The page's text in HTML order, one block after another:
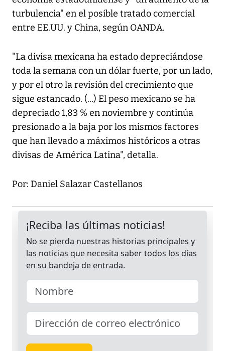
turbulencia" en el posible tratado comercial
entre EE.UU. y China, según OANDA.
"La divisa mexicana ha estado depreciándose
toda la semana con un dólar fuerte, por un lado,
y por el otro la revisión del crecimiento que
sigue estancado. (...) El peso mexicano se ha
depreciado 1,83 % en noviembre y continúa
presionado a la baja por los mismos factores
que han llevado a máximos históricos a otras
divisas de América Latina", detalla.
Por: Daniel Salazar Castellanos